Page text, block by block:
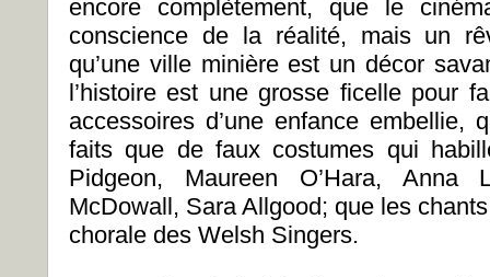
encore complètement, que le
conscience de la réalité, mais un
qu’une ville minière est un décor
l’histoire est une grosse ficelle pour
accessoires d’une enfance embellie,
faits que de faux costumes qui
Pidgeon, Maureen O’Hara, Anna
McDowall, Sara Allgood; que les
chorale des Welsh Singers.